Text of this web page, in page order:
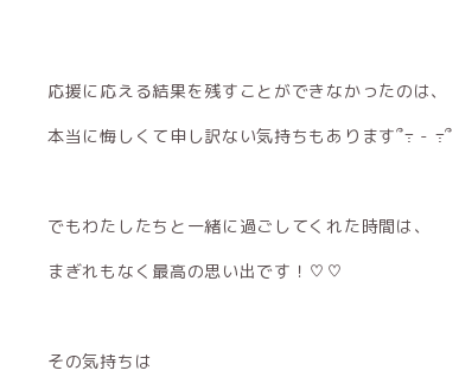
応援に応える結果を残すことができなかったのは、
本当に悔しくて申し訳ない気持ちもあります՞߹ - ߹՞
でもわたしたちと一緒に過ごしてくれた時間は、
まぎれもなく最高の思い出です！♡♡
その気持ちは